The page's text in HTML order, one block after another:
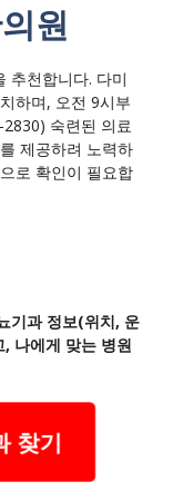
원
추천합니다. 다미
하며, 오전 9시부
숙련된 의료
제공하려 노력하
로 확인이 필요합
기과 정보(위치, 운
나에게 맞는 병원
찾기